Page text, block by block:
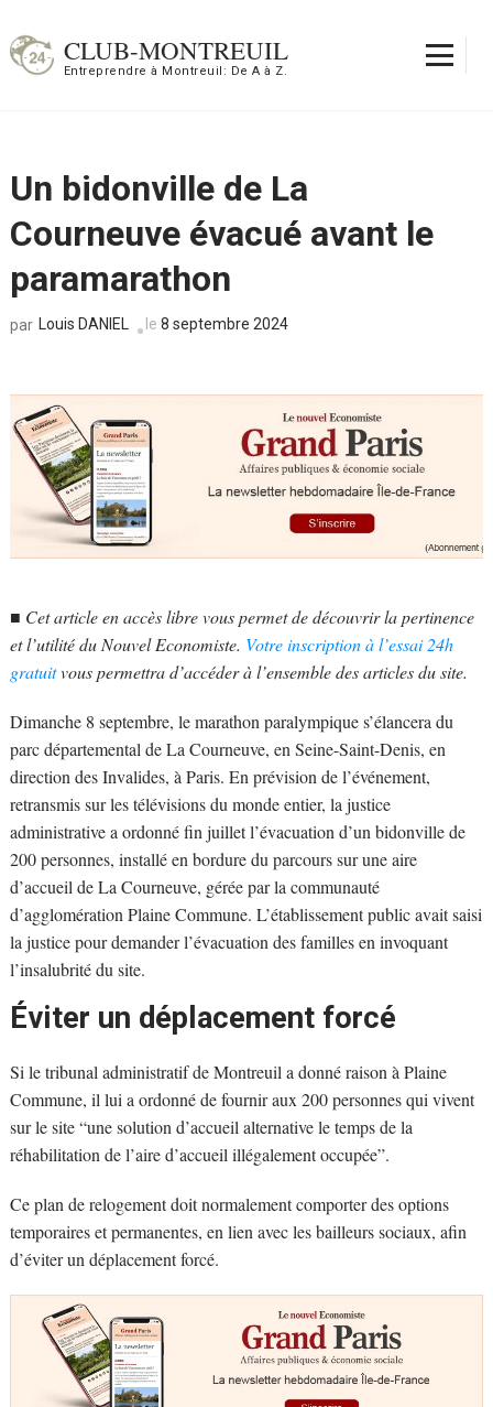
au
contenu
CLUB-MONTREUIL
Entreprendre à Montreuil: De A à Z.
Un bidonville de La
Courneuve évacué avant le
paramarathon
par Louis DANIEL le 8 septembre 2024
■ Cet article en accès libre vous permet de découvrir la pertinence
et l’utilité du Nouvel Economiste. Votre inscription à l’essai 24h
gratuitvous permettra d’accéder à l’ensemble des articles du site.
Dimanche 8 septembre, le marathon paralympique s’élancera du
parc départemental de La Courneuve, en Seine-Saint-Denis, en
direction des Invalides, à Paris. En prévision de l’événement,
retransmis sur les télévisions du monde entier, la justice
administrative a ordonné fin juillet l’évacuation d’un bidonville de
200 personnes, installé en bordure du parcours sur une aire
d’accueil de La Courneuve, gérée par la communauté
d’agglomération Plaine Commune. L’établissement public avait saisi
la justice pour demander l’évacuation des familles en invoquant
l’insalubrité du site.
Éviter un déplacement forcé
Si le tribunal administratif de Montreuil a donné raison à Plaine
Commune, il lui a ordonné de fournir aux 200 personnes qui vivent
sur le site “une solution d’accueil alternative le temps de la
réhabilitation de l’aire d’accueil illégalement occupée”.
Ce plan de relogement doit normalement comporter des options
temporaires et permanentes, en lien avec les bailleurs sociaux, afin
d’éviter un déplacement forcé.